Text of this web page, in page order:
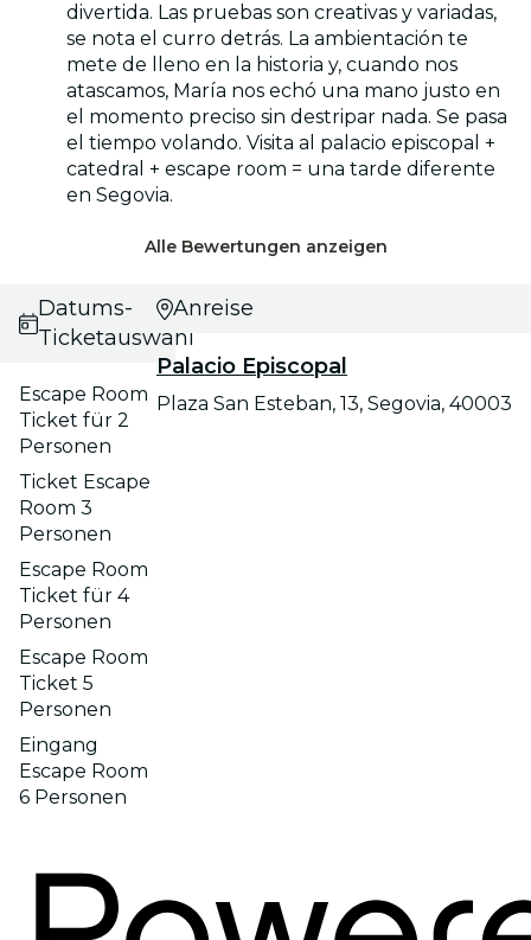
divertida. Las pruebas son creativas y variadas,
se nota el curro detrás. La ambientación te
mete de lleno en la historia y, cuando nos
atascamos, María nos echó una mano justo en
el momento preciso sin destripar nada. Se pasa
el tiempo volando. Visita al palacio episcopal +
catedral + escape room = una tarde diferente
en Segovia.
Alle Bewertungen anzeigen
Datums- und
Ticketauswahl
Escape Room
Ticket für 2
Personen
Ticket Escape
Room 3
Personen
Escape Room
Ticket für 4
Personen
Escape Room
Ticket 5
Personen
Eingang
Escape Room
6 Personen
Anreise
Palacio Episcopal
Plaza San Esteban, 13, Segovia, 40003